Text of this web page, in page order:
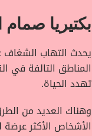
بكتيريا
يحدث التهاب الشغاف
المناطق التالفة في
تهدد الحياة.
وهناك العديد من
الأشخاص الأكثر